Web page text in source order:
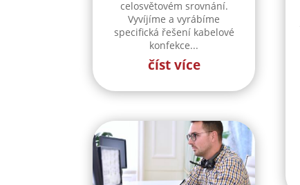
celosvětovém srovnání.
Vyvíjíme a vyrábíme
specifická řešení kabelové
konfekce...
číst více